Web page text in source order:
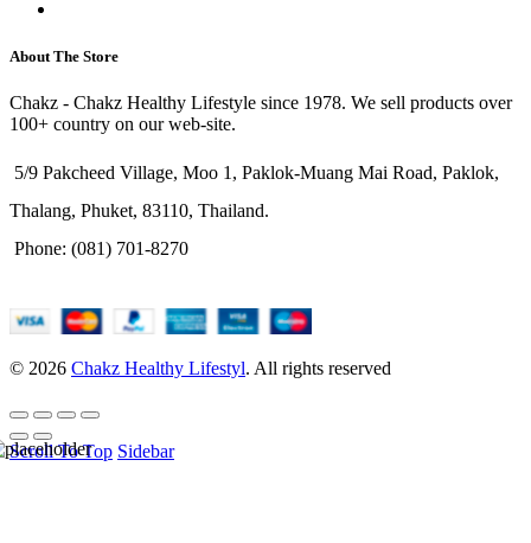
About The Store
Chakz - Chakz Healthy Lifestyle since 1978. We sell products over
100+ country on our web-site.
5/9 Pakcheed Village, Moo 1, Paklok-Muang Mai Road, Paklok,
Thalang, Phuket, 83110, Thailand.
Phone: (081) 701-8270
© 2026 Chakz Healthy Lifestyl. All rights reserved
Scroll To Top Sidebar